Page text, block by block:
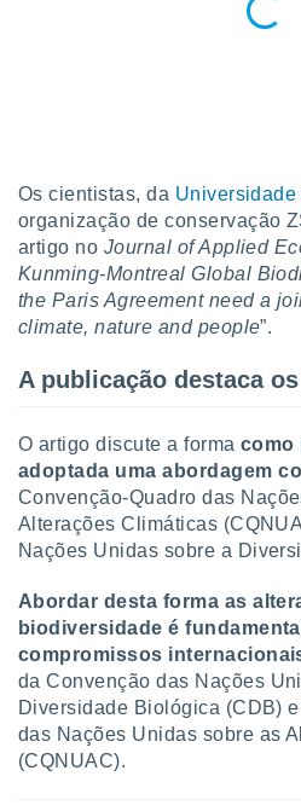
de que
para
cookies
ou
Pode
de
ao
através
nós e
Os cientistas, da Universidade
organização de conservação
artigo no Journal of Applied
Kunming-Montreal Global
the Paris Agreement need a
climate, nature and people”.
A publicação destaca
O artigo discute a forma como
adoptada uma abordagem
Convenção-Quadro das
Alterações Climáticas
Nações Unidas sobre a
Abordar desta forma as
biodiversidade é
compromissos
da Convenção das Nações
Diversidade Biológica (CDB)
das Nações Unidas sobre as
(CQNUAC).